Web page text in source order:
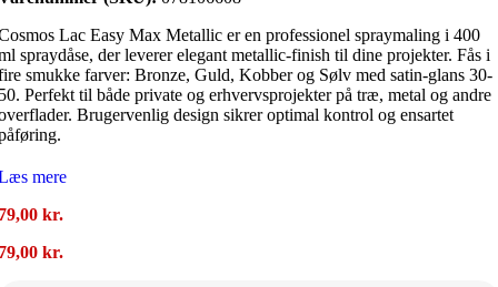
Lac Easy Max Metallic er en professionel spraymaling i 400
spraydåse, der leverer elegant metallic-finish til dine projekter. Fås i
smukke farver: Bronze, Guld, Kobber og Sølv med satin-glans 30-
Perfekt til både private og erhvervsprojekter på træ, metal og andre
Brugervenlig design sikrer optimal kontrol og ensartet
mere
kr.
kr.